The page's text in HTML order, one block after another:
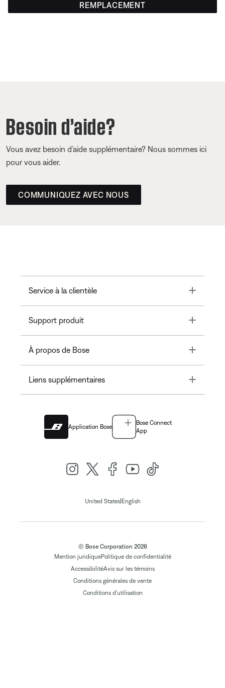
REMPLACEMENT
Besoin d’aide?
Vous avez besoin d’aide supplémentaire? Nous sommes ici
pour vous aider.
COMMUNIQUEZ AVEC NOUS
Service à la clientèle Toggle
Support produit Toggle
À propos de Bose Toggle
Liens supplémentaires Toggle
Application Bose
Bose Connect
App
United States| English
© Bose Corporation 2026
Mention juridiquePolitique de confidentialité
AccessibilitéAvis sur les témoins
Conditions générales de vente
Conditions d'utilisation